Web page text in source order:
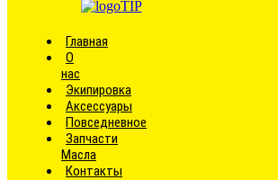
Главная
О
нас
Экипировка
Аксессуары
Повседневное
Запчасти
Масла
Контакты